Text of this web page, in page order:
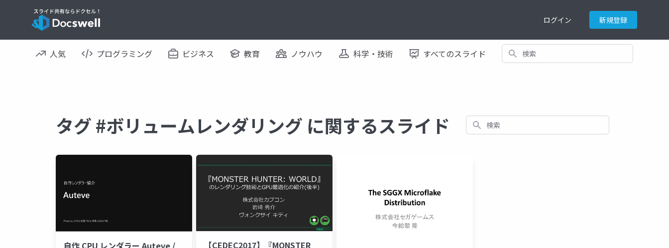
ログイン 新規登録
人気 プログラミング ビジネス 教育 ノウハウ 科学・技術 すべてのスライド 検索
タグ #ボリュームレンダリング に関するスライド 検索
自作 CPU レンダラー Auteve /
【CEDEC2017】『MONSTER